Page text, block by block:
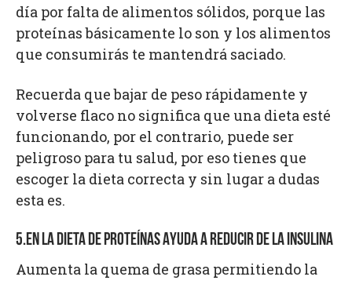
día por falta de alimentos sólidos, porque las
proteínas básicamente lo son y los alimentos
que consumirás te mantendrá saciado.
Recuerda que bajar de peso rápidamente y
volverse flaco no significa que una dieta esté
funcionando, por el contrario, puede ser
peligroso para tu salud, por eso tienes que
escoger la dieta correcta y sin lugar a dudas
esta es.
5.EN LA DIETA DE PROTEÍNAS AYUDA A REDUCIR DE LA INSULINA
Aumenta la quema de grasa permitiendo la